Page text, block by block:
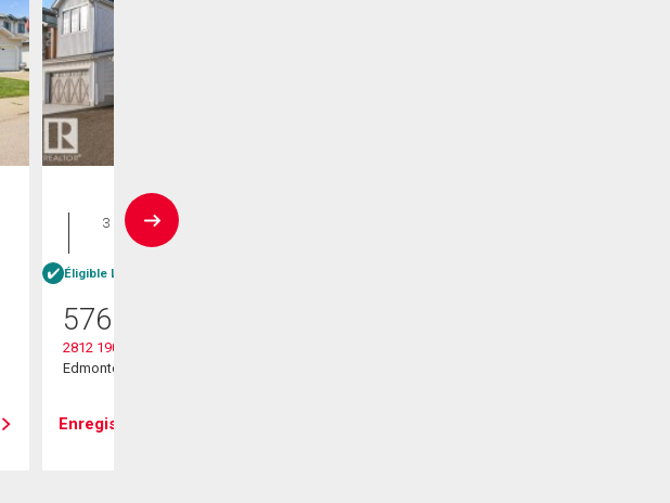
Maison
3 CAC , 3
SDB
Éligible Louer pour acheter
576 600
2812 190 Street Nw
Edmonton, AB
Enregistrer